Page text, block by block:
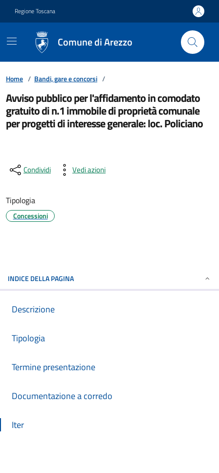
Regione Toscana
Comune di Arezzo
Home / Bandi, gare e concorsi /
Avviso pubblico per l'affidamento in comodato
gratuito di n.1 immobile di proprietà comunale
per progetti di interesse generale: loc. Policiano
Condividi Vedi azioni
Tipologia
Concessioni
INDICE DELLA PAGINA
Descrizione
Tipologia
Termine presentazione
Documentazione a corredo
Iter